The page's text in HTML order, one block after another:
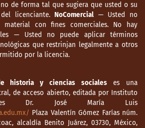
de forma tal que sugiera que usted o su
licenciante.NoComercial — Usted no
con fines comerciales. No hay
— Usted no puede aplicar términos
que restrinjan legalmente a otros
por la licencia.
historia y ciencias socialeses una
de acceso abierto, editada por Instituto
Dr. José María Luis
Plaza Valentín Gómez Farías núm.
alcaldía Benito Juárez, 03730, México,